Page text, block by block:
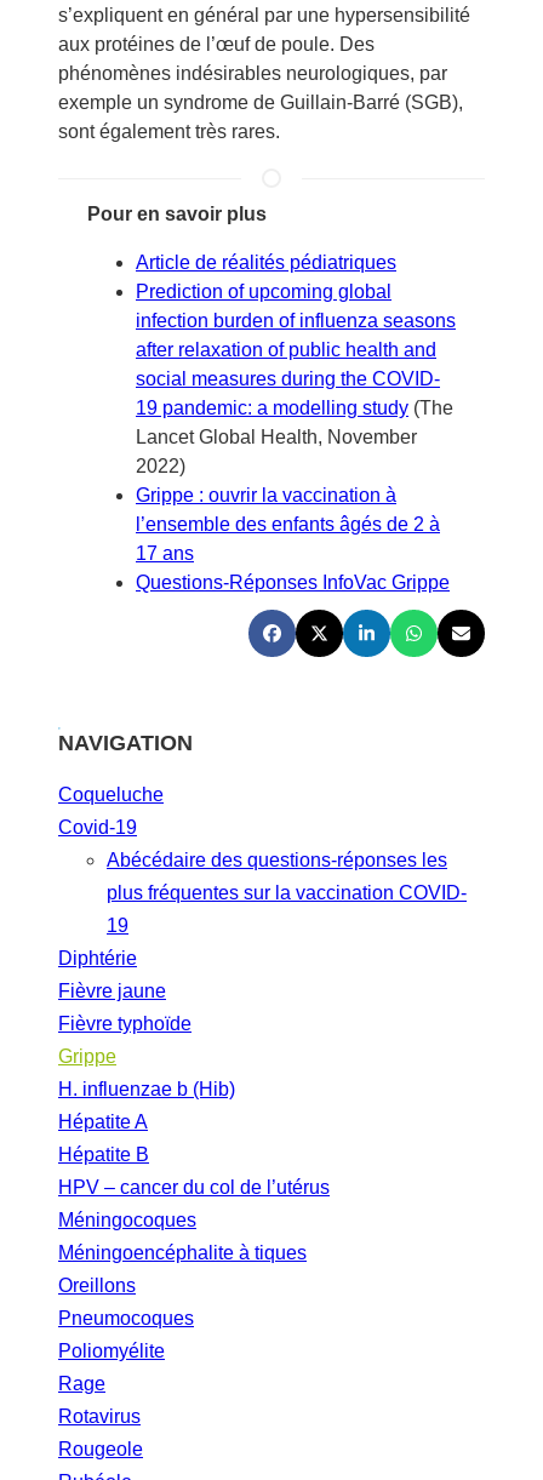
s’expliquent en général par une hypersensibilité
aux protéines de l’œuf de poule. Des
phénomènes indésirables neurologiques, par
exemple un syndrome de Guillain-Barré (SGB),
sont également très rares.
Pour en savoir plus
Article de réalités pédiatriques
Prediction of upcoming global
infection burden of influenza seasons
after relaxation of public health and
social measures during the COVID-
19 pandemic: a modelling study (The
Lancet Global Health, November
2022)
Grippe : ouvrir la vaccination à
l’ensemble des enfants âgés de 2 à
17 ans
Questions-Réponses InfoVac Grippe
NAVIGATION
Coqueluche
Covid-19
Abécédaire des questions-réponses les
plus fréquentes sur la vaccination COVID-
19
Diphtérie
Fièvre jaune
Fièvre typhoïde
Grippe
H. influenzae b (Hib)
Hépatite A
Hépatite B
HPV – cancer du col de l’utérus
Méningocoques
Méningoencéphalite à tiques
Oreillons
Pneumocoques
Poliomyélite
Rage
Rotavirus
Rougeole